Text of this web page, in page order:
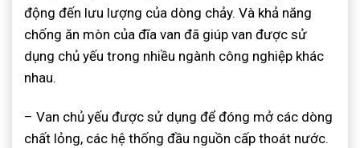
động đến lưu lượng của dòng chảy. Và khả năng
chống ăn mòn của đĩa van đã giúp van được sử
dụng chủ yếu trong nhiều ngành công nghiệp khác
nhau.
– Van chủ yếu được sử dụng để đóng mở các dòng
chất lỏng, các hệ thống đầu nguồn cấp thoát nước.